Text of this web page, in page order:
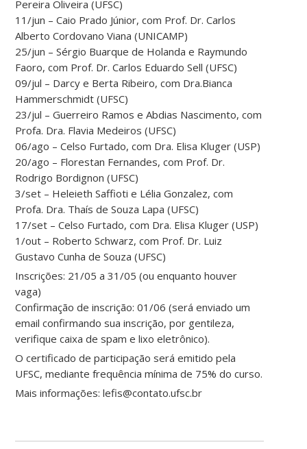
Pereira Oliveira (UFSC)
11/jun – Caio Prado Júnior, com Prof. Dr. Carlos
Alberto Cordovano Viana (UNICAMP)
25/jun – Sérgio Buarque de Holanda e Raymundo
Faoro, com Prof. Dr. Carlos Eduardo Sell (UFSC)
09/jul – Darcy e Berta Ribeiro, com Dra.Bianca
Hammerschmidt (UFSC)
23/jul – Guerreiro Ramos e Abdias Nascimento, com
Profa. Dra. Flavia Medeiros (UFSC)
06/ago – Celso Furtado, com Dra. Elisa Kluger (USP)
20/ago – Florestan Fernandes, com Prof. Dr.
Rodrigo Bordignon (UFSC)
3/set – Heleieth Saffioti e Lélia Gonzalez, com
Profa. Dra. Thaís de Souza Lapa (UFSC)
17/set – Celso Furtado, com Dra. Elisa Kluger (USP)
1/out – Roberto Schwarz, com Prof. Dr. Luiz
Gustavo Cunha de Souza (UFSC)
Inscrições: 21/05 a 31/05 (ou enquanto houver
vaga)
Confirmação de inscrição: 01/06 (será enviado um
email confirmando sua inscrição, por gentileza,
verifique caixa de spam e lixo eletrônico).
O certificado de participação será emitido pela
UFSC, mediante frequência mínima de 75% do curso.
Mais informações: lefis@contato.ufsc.br